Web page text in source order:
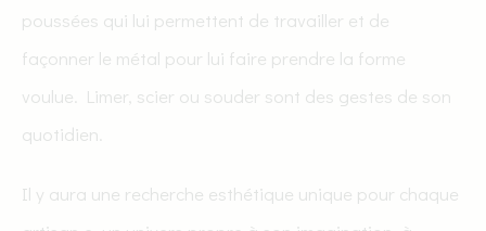
poussées qui lui permettent de travailler et de
façonner le métal pour lui faire prendre la forme
voulue. Limer, scier ou souder sont des gestes de son
quotidien.
Il y aura une recherche esthétique unique pour chaque